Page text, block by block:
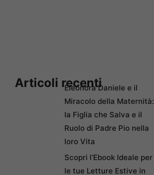
Articoli recentiEleonora Daniele e il
Miracolo della Maternità:
la Figlia che Salva e il
Ruolo di Padre Pio nella
loro Vita
Scopri l’Ebook Ideale per
le tue Letture Estive in